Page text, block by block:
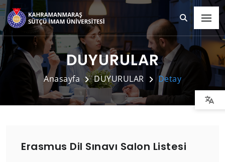
DUYURULAR
Anasayfa DUYURULAR Detay
Erasmus Dil Sınavı Salon Listesi